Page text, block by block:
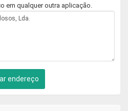
em qualquer outra aplicação.
endereço